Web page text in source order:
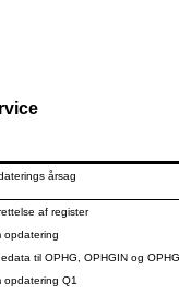
årsag
af register
opdatering
til OPHG, OPHGIN og
opdatering Q1